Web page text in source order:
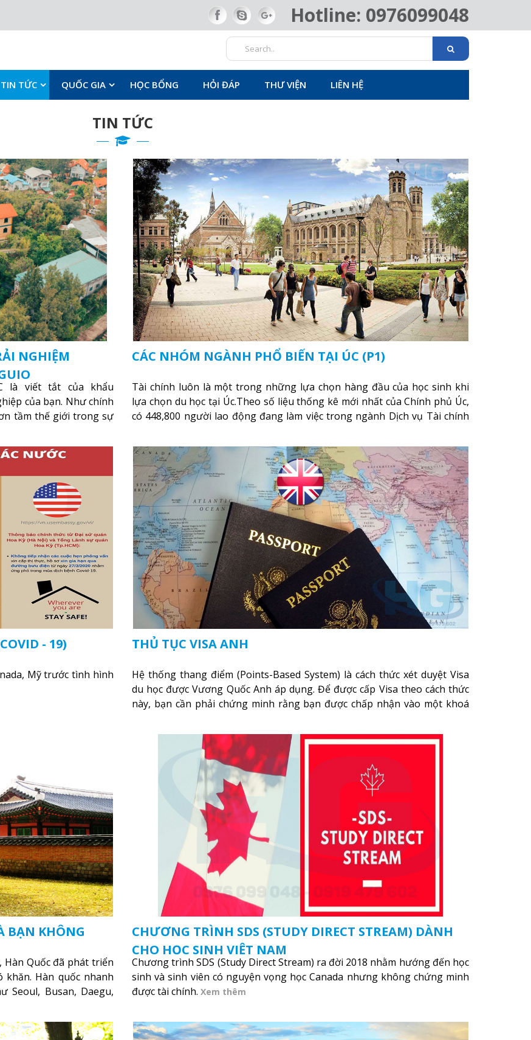
Hotline: 0976099048
TIN TỨC QUỐC GIA HỌC BỔNG HỎI ĐÁP THƯ VIỆN LIÊN HỆ
TIN TỨC
NGHIỆM
là viết tắt của khẩu
của bạn. Như chính
tầm thế giới trong sự
CÁC NHÓM NGÀNH PHỔ BIẾN TẠI ÚC (P1)
Tài chính luôn là một trong những lựa chọn hàng đầu của học sinh khi
lựa chọn du học tại Úc.Theo số liệu thống kê mới nhất của Chính phủ Úc,
có 448,800 người lao động đang làm việc trong ngành Dịch vụ Tài chính
2013. Chính phủ Úc dự kiến số lượng việc làm trong ngành Dịch vụ Tài
chính và Bảo hiểm sẽ còn tăng 3.2% cho đến năm 2023 (Nguồn: Australian
Government - Australian Jobs).Xem thêm
- 19)
Mỹ trước tình hình
THỦ TỤC VISA ANH
Hệ thống thang điểm (Points-Based System) là cách thức xét duyệt Visa
du học được Vương Quốc Anh áp dụng. Để được cấp Visa theo cách thức
này, bạn cần phải chứng minh rằng bạn được chấp nhận vào một khoá
bạn có đủ điều kiện tài chính để chi trả trong thời gian du học tại Anh
BẠN KHÔNG
Hàn Quốc đã phát triển
Hàn quốc nhanh
Busan, Daegu,
CHƯƠNG TRÌNH SDS (STUDY DIRECT STREAM) DÀNH
CHO HỌC SINH VIỆT NAM
Chương trình SDS (Study Direct Stream) ra đời 2018 nhằm hướng đến học
sinh và sinh viên có nguyện vọng học Canada nhưng không chứng minh
được tài chính. Xem thêm